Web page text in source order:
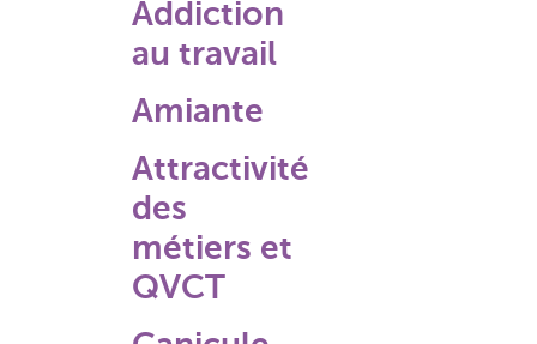
Addiction
au travail
Amiante
Attractivité
des
métiers et
QVCT